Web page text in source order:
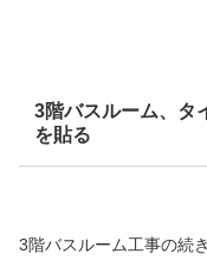
3階バスルーム、タ
を貼る
3階バスルーム工事の続き